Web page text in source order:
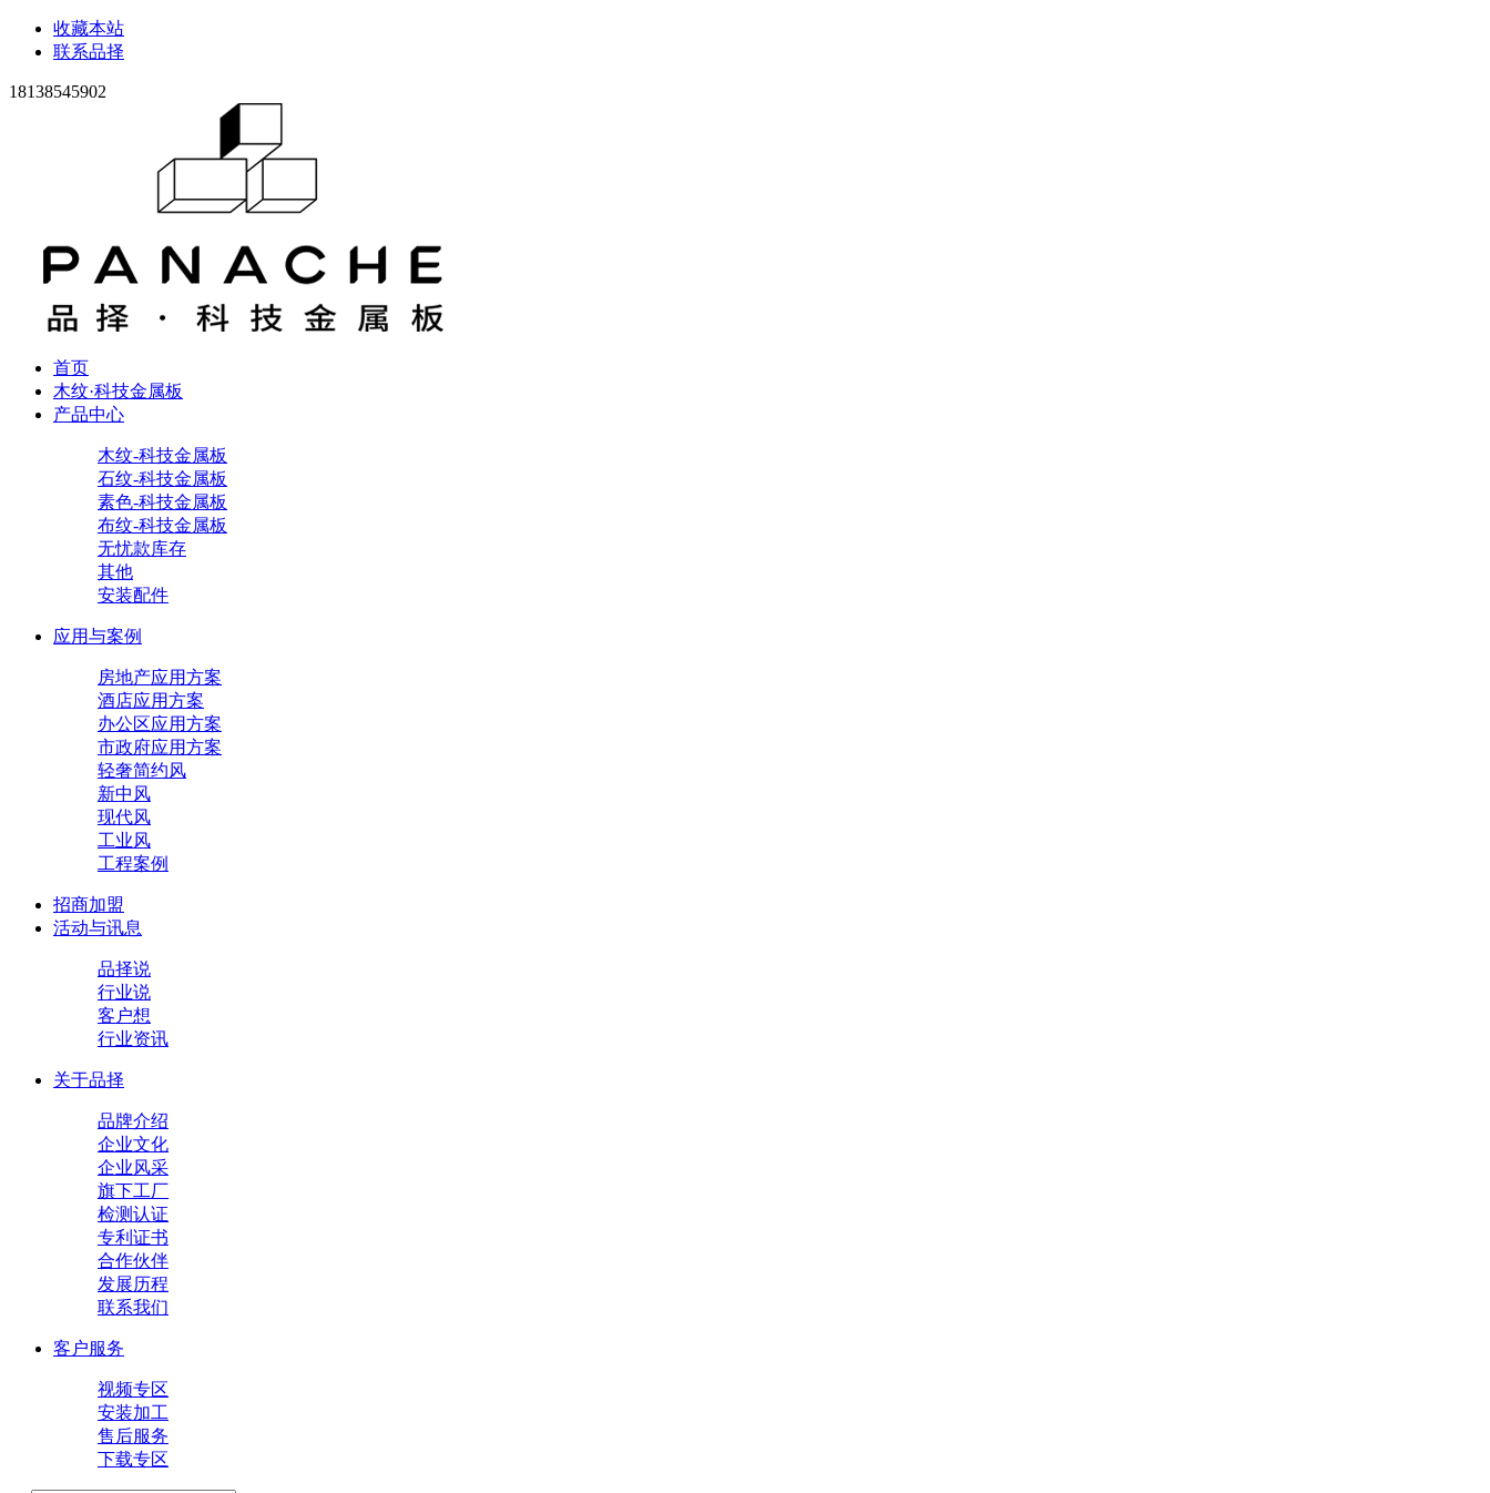
收藏本站
联系品择
18138545902
首页
木纹·科技金属板
产品中心
木纹-科技金属板
石纹-科技金属板
素色-科技金属板
布纹-科技金属板
无忧款库存
其他
安装配件
应用与案例
房地产应用方案
酒店应用方案
办公区应用方案
市政府应用方案
轻奢简约风
新中风
现代风
工业风
工程案例
招商加盟
活动与讯息
品择说
行业说
客户想
行业资讯
关于品择
品牌介绍
企业文化
企业风采
旗下工厂
检测认证
专利证书
合作伙伴
发展历程
联系我们
客户服务
视频专区
安装加工
售后服务
下载专区